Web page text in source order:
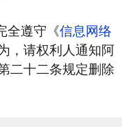
全遵守《信息网络
，请权利人通知阿
二十二条规定删除